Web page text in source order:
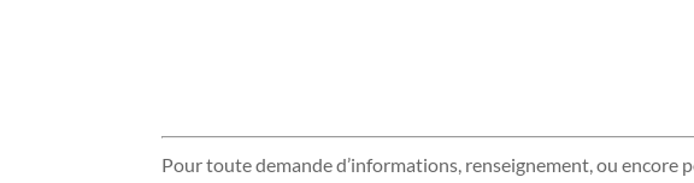
Pour toute demande d’informations, renseignement, ou encore